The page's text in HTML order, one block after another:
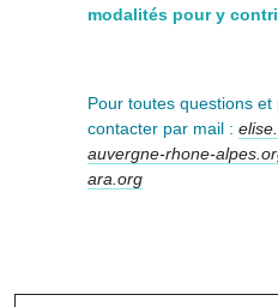
modalités pour y
Pour toutes questions
contacter par mail :
auvergne-rhone-
ara.org